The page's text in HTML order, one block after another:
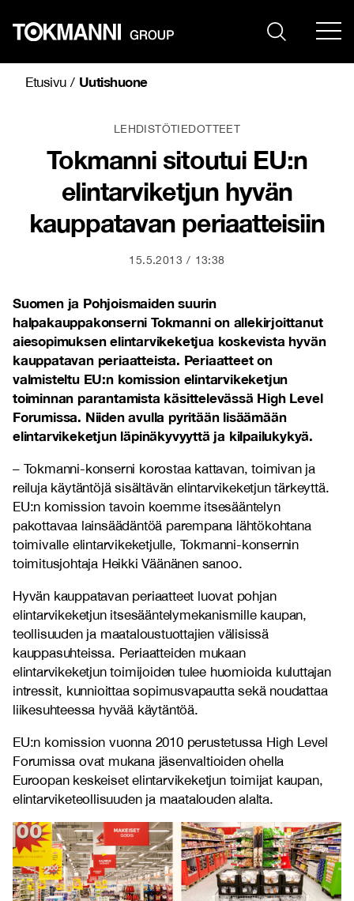
sisältöön
Etusivu/ Uutishuone
LEHDISTÖTIEDOTTEET
Tokmanni sitoutui EU:n
elintarviketjun hyvän
kauppatavan periaatteisiin
15.5.2013 13:38
Suomen ja Pohjoismaiden suurin
halpakauppakonserni Tokmanni on allekirjoittanut
aiesopimuksen elintarvikeketjua koskevista hyvän
kauppatavan periaatteista. Periaatteet on
valmisteltu EU:n komission elintarvikeketjun
toiminnan parantamista käsittelevässä High Level
Forumissa. Niiden avulla pyritään lisäämään
elintarvikeketjun läpinäkyvyyttä ja kilpailukykyä.
– Tokmanni-konserni korostaa kattavan, toimivan ja
reiluja käytäntöjä sisältävän elintarvikeketjun tärkeyttä.
EU:n komission tavoin koemme itsesääntelyn
pakottavaa lainsäädäntöä parempana lähtökohtana
toimivalle elintarvikeketjulle, Tokmanni-konsernin
toimitusjohtaja Heikki Väänänen sanoo.
Hyvän kauppatavan periaatteet luovat pohjan
elintarvikeketjun itsesääntelymekanismille kaupan,
teollisuuden ja maataloustuottajien välisissä
kauppasuhteissa. Periaatteiden mukaan
elintarvikeketjun toimijoiden tulee huomioida kuluttajan
intressit, kunnioittaa sopimusvapautta sekä noudattaa
liikesuhteessa hyvää käytäntöä.
EU:n komission vuonna 2010 perustetussa High Level
Forumissa ovat mukana jäsenvaltioiden ohella
Euroopan keskeiset elintarvikeketjun toimijat kaupan,
elintarviketeollisuuden ja maatalouden alalta.